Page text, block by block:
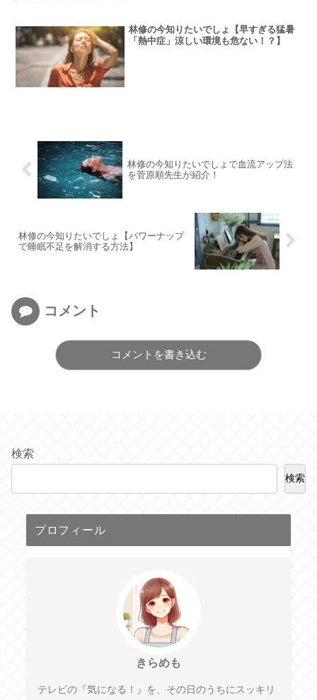
林修の今知りたいでしょ【早すぎる猛暑
「熱中症」涼しい環境も危ない！？】
林修の今知りたいでしょで血流アップ法
を菅原順先生が紹介！
林修の今知りたいでしょ【パワーナップ
で睡眠不足を解消する方法】
コメント
コメントを書き込む
検索
検索
プロフィール
きらめも
テレビの『気になる！』を、その日のうちにスッキリ